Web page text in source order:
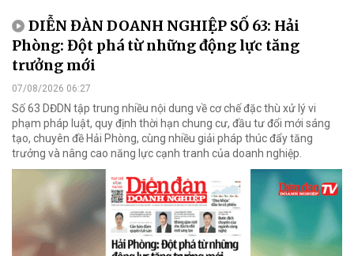
DIỄN ĐÀN DOANH NGHIỆP SỐ 63: Hải
Phòng: Đột phá từ những động lực tăng
trưởng mới
07/08/2026 06:27
Số 63 DĐDN tập trung nhiều nội dung về cơ chế đặc thù xử lý vi
phạm pháp luật, quy định thời hạn chung cư, đầu tư đổi mới sáng
tạo, chuyên đề Hải Phòng, cùng nhiều giải pháp thúc đẩy tăng
trưởng và nâng cao năng lực cạnh tranh của doanh nghiệp.